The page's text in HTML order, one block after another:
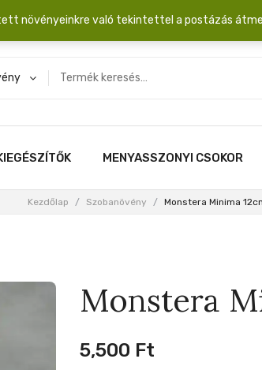
20.000 Ft érték felett INGYEN posta!
MENYASSZONYI CSOKOR
Kezdőlap / Szobanövény / Monstera Minima
Monstera
5,500 Ft
növényeinkre való tekintettel a postázás